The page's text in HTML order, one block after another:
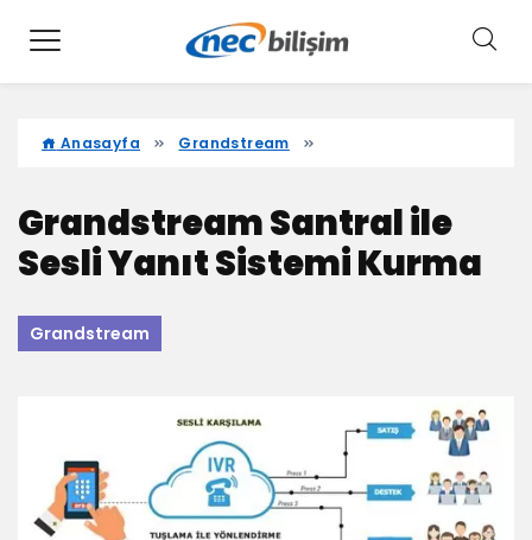
Anasayfa Grandstream
Grandstream Santral ile
Sesli Yanıt Sistemi Kurma
Grandstream